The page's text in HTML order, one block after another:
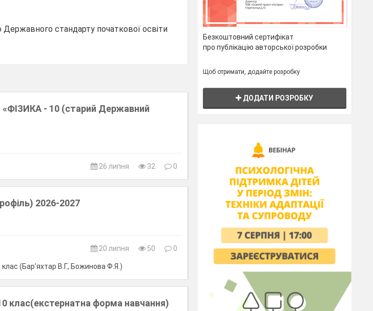
стандарту початкової освіти
- 10 (старий Державний
26 липня 32 0
2026-2027
20 липня 50 0
(Бар’яхтар В.Г., Божинова Ф.Я.)
клас(екстернатна форма навчання)
Безкоштовний сертифікат
про публікацію авторської розробки
Щоб отримати, додайте розробку
ДОДАТИ РОЗРОБКУ